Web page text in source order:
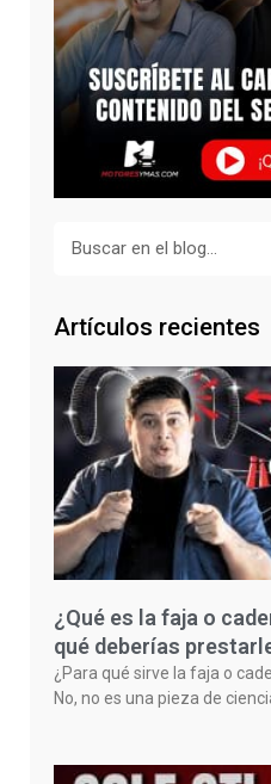
Artículos recientes
¿Qué es la faja o
qué deberías
¿Para qué sirve la faja o
No, no es una pieza de